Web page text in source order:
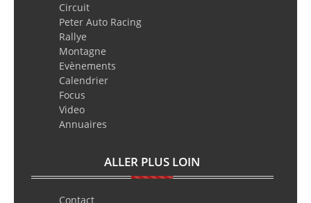
Circuit
Peter Auto Racing
Rallye
Montagne
Evènements
Calendrier
Focus
Video
Annuaires
ALLER PLUS LOIN
Contact